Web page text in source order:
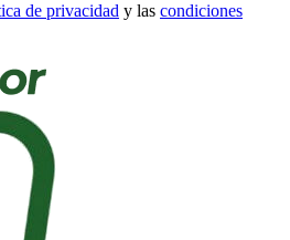
de privacidad y las condiciones